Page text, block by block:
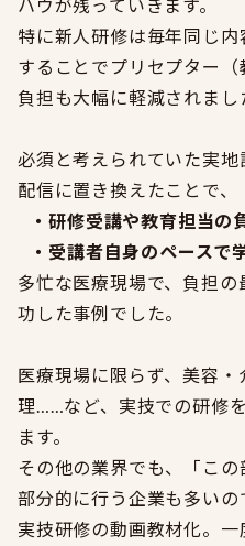
ハウが残っていきます。
特に新人研修は毎年同じ
することでプリセプター
負担も大幅に軽減されまし
必須と考えられていた実
配信に置き換えたことで、
・研修受講や教育担当の
・ 受講者自身のペースで
多忙な医療現場で、負担
功した事例でした。
医療現場に限らず、美容
理……など、実技での研修
ます。
その他の業界でも、「こ
部分的に行う企業も多いの
実技研修の動画教材化。